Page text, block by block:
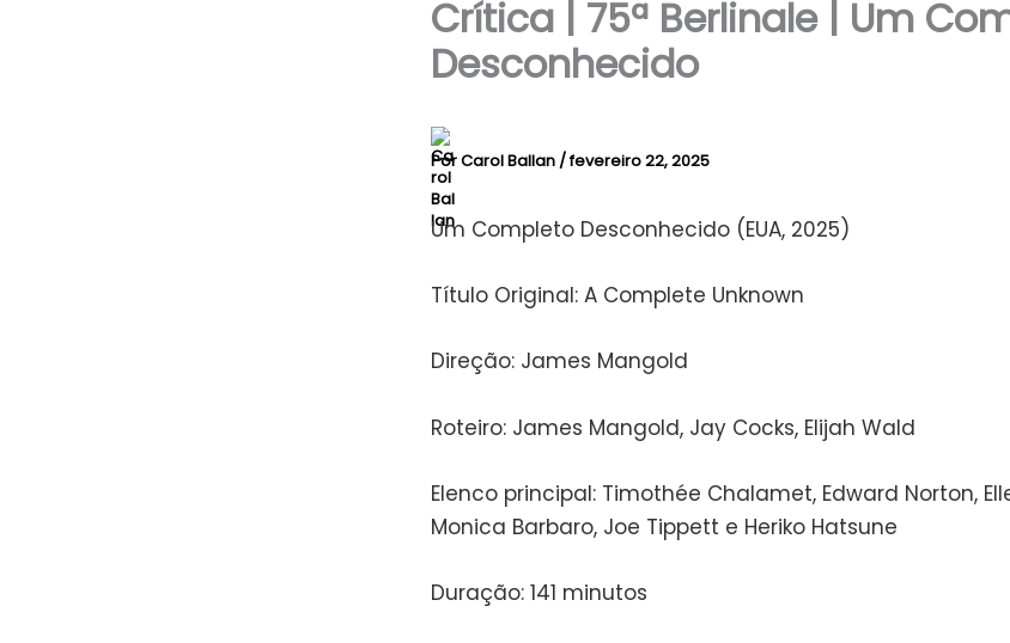
Crítica | 75ª Berlinale | Um
Desconhecido
PorCarol Ballan /fevereiro 22, 2025
Um Completo Desconhecido (EUA, 2025)
Título Original: A Complete Unknown
Direção: James Mangold
Roteiro: James Mangold, Jay Cocks, Elijah Wald
Elenco principal: Timothée Chalamet, Edward Norton,
Monica Barbaro, Joe Tippett e Heriko Hatsune
Duração: 141 minutos